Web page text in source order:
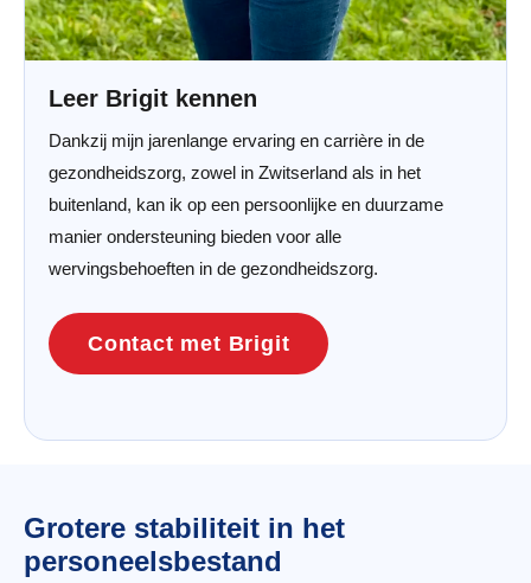
Leer Brigit kennen
Dankzij mijn jarenlange ervaring en carrière in de
gezondheidszorg, zowel in Zwitserland als in het
buitenland, kan ik op een persoonlijke en duurzame
manier ondersteuning bieden voor alle
wervingsbehoeften in de gezondheidszorg.
Contact met Brigit
Grotere stabiliteit in het
personeelsbestand